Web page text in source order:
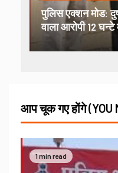
पुलिस एक्शन मोड:
वाला आरोपी 12 घन्टे
आप चूक गए होंगे (YOU
1 min read